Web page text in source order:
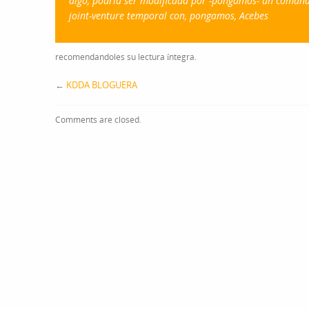
joint-venture temporal con, pongamos, Acebes
recomendandoles su lectura íntegra.
← KDDA BLOGUERA
Comments are closed.